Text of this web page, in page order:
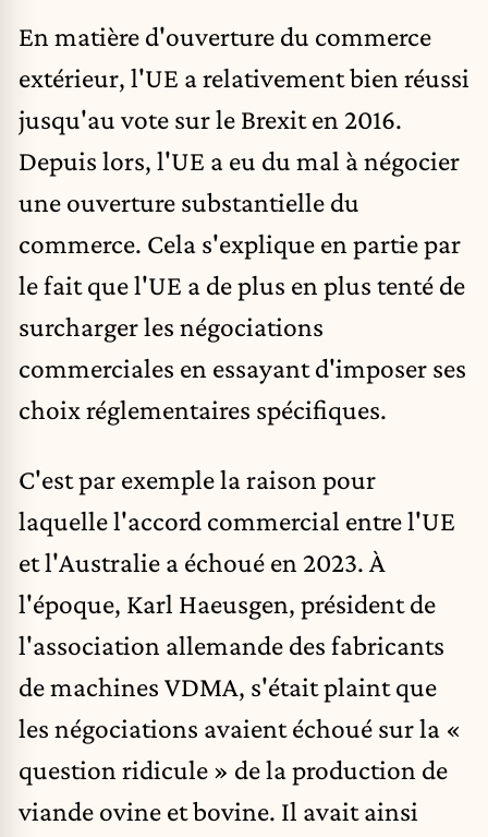
En matière d'ouverture du commerce
extérieur, l'UE a relativement bien réussi
jusqu'au vote sur le Brexit en 2016.
Depuis lors, l'UE a eu du mal à négocier
une ouverture substantielle du
commerce. Cela s'explique en partie par
le fait que l'UE a de plus en plus tenté de
surcharger les négociations
commerciales en essayant d'imposer ses
choix réglementaires spécifiques.
C'est par exemple la raison pour
laquelle l'accord commercial entre l'UE
et l'Australie a échoué en 2023. À
l'époque, Karl Haeusgen, président de
l'association allemande des fabricants
de machines VDMA, s'était plaintque
les négociations avaient échoué sur la «
question ridicule » de la production de
viande ovine et bovine. Il avait ainsi